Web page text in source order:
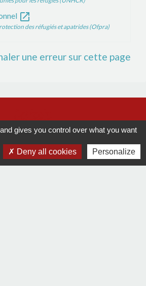
open_in_new
des réfugiés et apatrides (Ofpra)
une erreur sur cette page
de La Remaudière
Olivier de Clisson
Remaudière - FRANCE
gives you control over what you want
Deny all cookies Personalize